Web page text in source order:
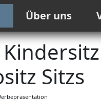
Über uns
Sitzs